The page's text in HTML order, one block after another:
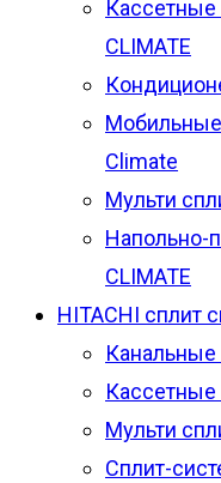
Кассетные
CLIMATE
Climate
Мульти
Напольно-
CLIMATE
HITACHI сплит
Мульти
Сплит-